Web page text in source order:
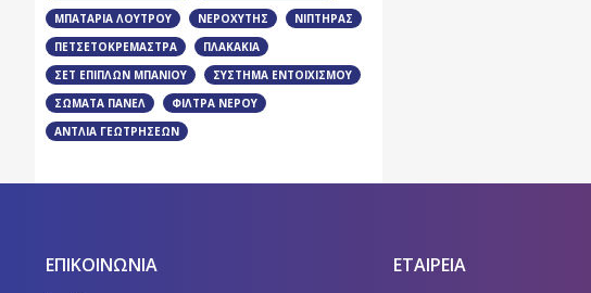
ΜΠΑΤΑΡΊΑ ΛΟΥΤΡΟΎ
ΝΕΡΟΧΎΤΗΣ
ΝΙΠΤΉΡΑΣ
ΠΕΤΣΕΤΟΚΡΕΜΆΣΤΡΑ
ΠΛΑΚΆΚΙΑ
ΣΕΤ ΕΠΊΠΛΩΝ ΜΠΆΝΙΟΥ
ΣΎΣΤΗΜΑ ΕΝΤΟΙΧΙΣΜΟΎ
ΣΏΜΑΤΑ ΠΆΝΕΛ
ΦΊΛΤΡΑ ΝΕΡΟΎ
ΑΝΤΛΊΑ ΓΕΩΤΡΉΣΕΩΝ
ΕΠΙΚΟΙΝΩΝΙΑ ΕΤΑΙΡΕΙΑ